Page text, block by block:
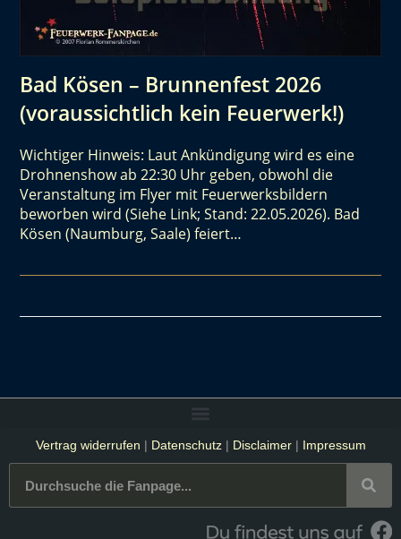
Bad Kösen – Brunnenfest 2026
(voraussichtlich kein Feuerwerk!)
Wichtiger Hinweis: Laut Ankündigung wird es eine
Drohnenshow ab 22:30 Uhr geben, obwohl die
Veranstaltung im Flyer mit Feuerwerksbildern
beworben wird (Siehe Link; Stand: 22.05.2026). Bad
Kösen (Naumburg, Saale) feiert…
Vertrag widerrufen | Datenschutz| Disclaimer| Impressum